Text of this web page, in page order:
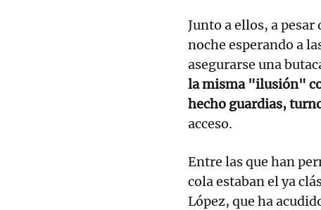
Junto a ellos, a
noche esperando a
asegurarse una
la misma "ilusión"
hecho guardias,
acceso.
Entre las que han
cola estaban el ya
López, que ha